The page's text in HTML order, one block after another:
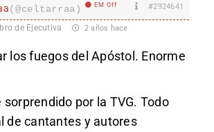
(@celtarraa) EM Off #2924641
de Ejecutiva 2 años hace
los fuegos del Apóstol. Enorme
por la TVG. Todo
de cantantes y autores